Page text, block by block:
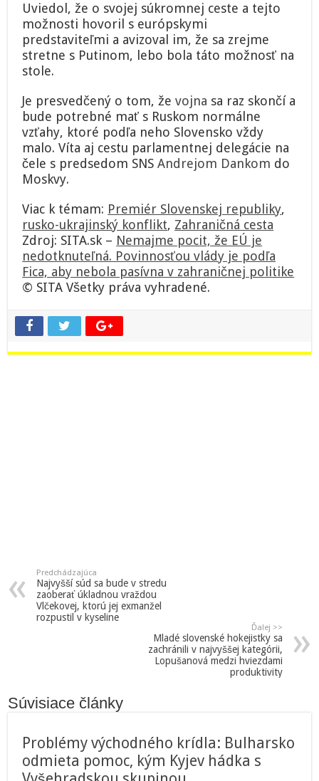
Uviedol, že o svojej súkromnej ceste a tejto
možnosti hovoril s európskymi
predstaviteľmi a avizoval im, že sa zrejme
stretne s Putinom, lebo bola táto možnosť na
stole.
Je presvedčený o tom, ževojna sa raz skončí a
bude potrebné mať s Ruskom normálne
vzťahy, ktoré podľa neho Slovensko vždy
malo. Víta aj cestu parlamentnej delegácie na
čele s predsedom SNSAndrejom Dankom do
Moskvy.
Viac k témam: Premiér Slovenskej republiky,
rusko-ukrajinský konflikt, Zahraničná cesta
Zdroj: SITA.sk – Nemajme pocit, že EÚ je
nedotknuteľná. Povinnosťou vlády je podľa
Fica, aby nebola pasívna v zahraničnej politike
© SITA Všetky práva vyhradené.
Predchádzajúca
Najvyšší súd sa bude v stredu
zaoberať úkladnou vraždou
Vlčekovej, ktorú jej exmanžel
rozpustil v kyseline
Ďalej >>
Mladé slovenské hokejistky sa
zachránili v najvyššej kategórii,
Lopušanová medzi hviezdami
produktivity
Súvisiace články
Problémy východného krídla: Bulharsko
odmieta pomoc, kým Kyjev hádka s